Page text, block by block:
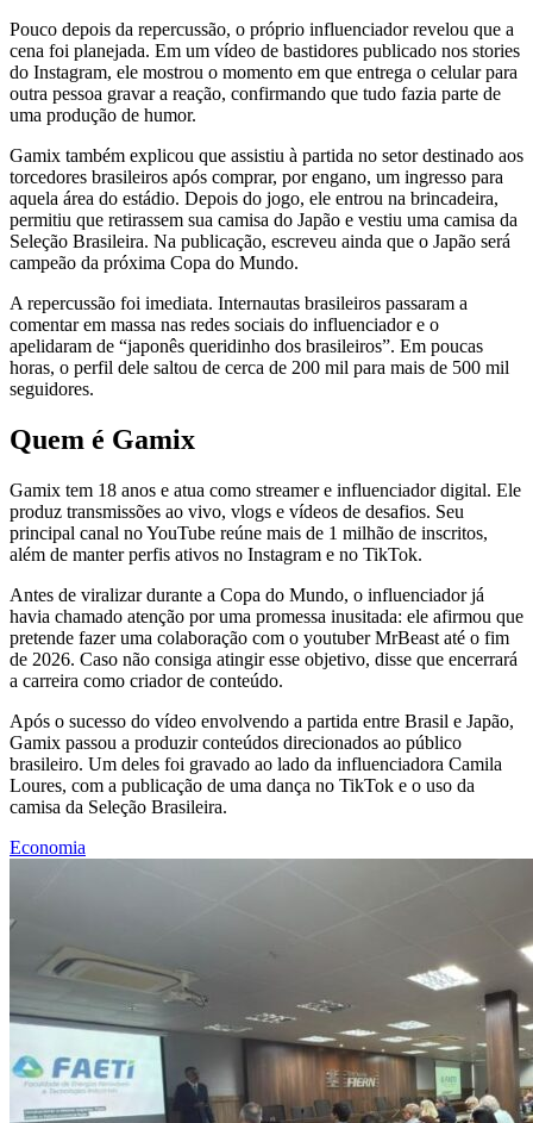
Pouco depois da repercussão, o próprio influenciador revelou que a
cena foi planejada. Em um vídeo de bastidores publicado nos stories
do Instagram, ele mostrou o momento em que entrega o celular para
outra pessoa gravar a reação, confirmando que tudo fazia parte de
uma produção de humor.
Gamix também explicou que assistiu à partida no setor destinado aos
torcedores brasileiros após comprar, por engano, um ingresso para
aquela área do estádio. Depois do jogo, ele entrou na brincadeira,
permitiu que retirassem sua camisa do Japão e vestiu uma camisa da
Seleção Brasileira. Na publicação, escreveu ainda que o Japão será
campeão da próxima Copa do Mundo.
A repercussão foi imediata. Internautas brasileiros passaram a
comentar em massa nas redes sociais do influenciador e o
apelidaram de “japonês queridinho dos brasileiros”. Em poucas
horas, o perfil dele saltou de cerca de 200 mil para mais de 500 mil
seguidores.
Quem é Gamix
Gamix tem 18 anos e atua como streamer e influenciador digital. Ele
produz transmissões ao vivo, vlogs e vídeos de desafios. Seu
principal canal no YouTube reúne mais de 1 milhão de inscritos,
além de manter perfis ativos no Instagram e no TikTok.
Antes de viralizar durante a Copa do Mundo, o influenciador já
havia chamado atenção por uma promessa inusitada: ele afirmou que
pretende fazer uma colaboração com o youtuber MrBeast até o fim
de 2026. Caso não consiga atingir esse objetivo, disse que encerrará
a carreira como criador de conteúdo.
Após o sucesso do vídeo envolvendo a partida entre Brasil e Japão,
Gamix passou a produzir conteúdos direcionados ao público
brasileiro. Um deles foi gravado ao lado da influenciadora Camila
Loures, com a publicação de uma dança no TikTok e o uso da
camisa da Seleção Brasileira.
Economia